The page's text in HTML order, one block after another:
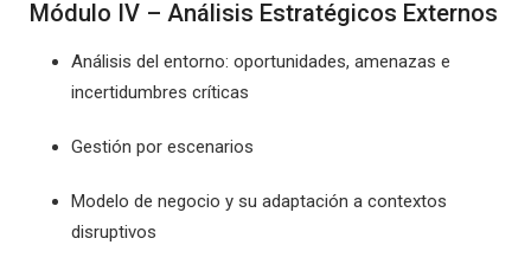
Módulo IV – Análisis Estratégicos Externos
Análisis del entorno: oportunidades, amenazas e
incertidumbres críticas
Gestión por escenarios
Modelo de negocio y su adaptación a contextos
disruptivos